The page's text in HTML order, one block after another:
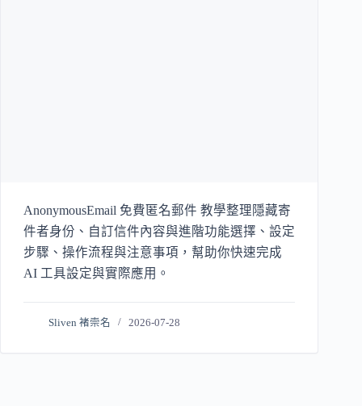
AnonymousEmail 免費匿名郵件 教學整理隱藏寄
件者身份、自訂信件內容與進階功能選擇、設定
步驟、操作流程與注意事項，幫助你快速完成
AI 工具設定與實際應用。
Sliven 褚崇名 2026-07-28